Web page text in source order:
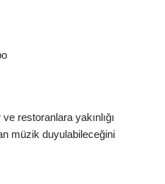
restoranlara yakınlığı
müzik duyulabileceğini